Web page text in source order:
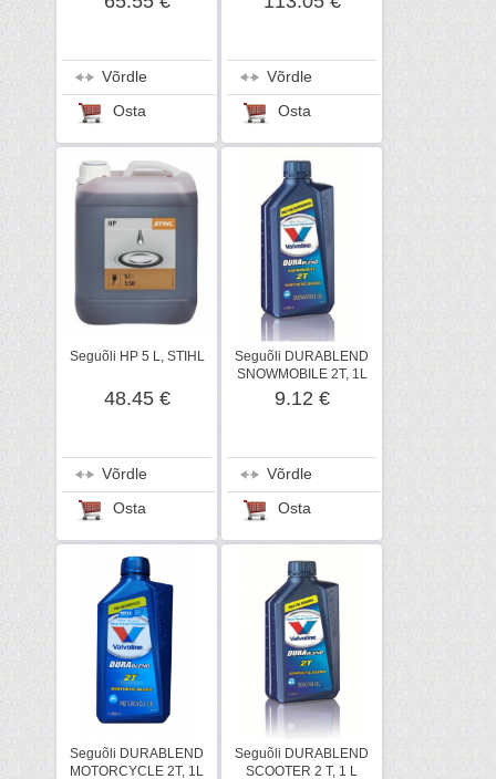
Võrdle
Osta
Võrdle
Osta
Seguõli HP 5 L, STIHL
48.45 €
Võrdle
Osta
Seguõli DURABLEND
SNOWMOBILE 2T, 1L
9.12 €
Võrdle
Osta
Seguõli DURABLEND
MOTORCYCLE 2T, 1L
Seguõli DURABLEND
SCOOTER 2 T, 1 L